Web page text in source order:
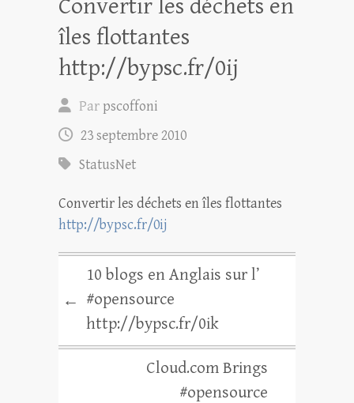
Convertir les déchets en
îles flottantes
http://bypsc.fr/0ij
Par pscoffoni
23 septembre 2010
StatusNet
Convertir les déchets en îles flottantes
http://bypsc.fr/0ij
←
10 blogs en Anglais sur l’
#opensource
http://bypsc.fr/0ik
Cloud.com Brings
#opensource